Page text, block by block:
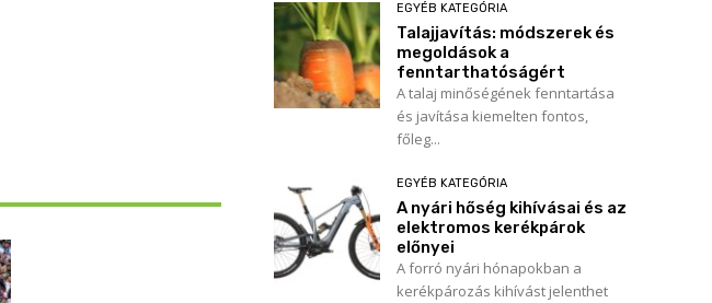
EGYÉB KATEGÓRIA
Talajjavítás: módszerek és
megoldások a
fenntarthatóságért
A talaj minőségének fenntartása
és javítása kiemelten fontos,
főleg...
EGYÉB KATEGÓRIA
A nyári hőség kihívásai és az
elektromos kerékpárok
előnyei
A forró nyári hónapokban a
kerékpározás kihívást jelenthet